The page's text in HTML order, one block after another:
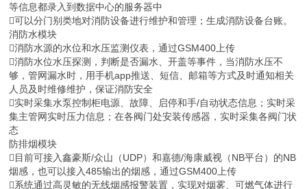
等信息都录入到数据中心的服务器中
可以分门别类地对消防设备进行维护和管理；生成消防设备台账。
消防水模块
消防水源的水位和水压监测仪表，通过GSM400上传
消防水位水压探测，判断是否漏水、开盖等事件，当消防水压不
够，管网漏水时，用手机app推送、短信、邮箱等方式及时通知相关
人员及时维修维护，保证消防安全
实时采集水泵控制柜电源、故障、启停和手/自动状态信息；实时采
集主管网实时压力信息；在各阀门处安装传感器，实时采集各阀门状
态
防排烟模块
目前可接入鑫豪斯/众山（UDP）和嘉德/海康威视（NB平台）的NB
烟感，也可以接入485输出的烟感，通过GSM400上传
系统通过高灵敏的无线烟感报警装置，实现对烟雾、可燃气体进行